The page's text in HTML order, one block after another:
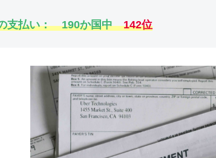
支払い： 190か国中142位